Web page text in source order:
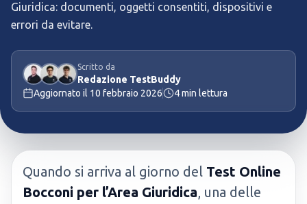
Giuridica: documenti, oggetti consentiti, dispositivi e
errori da evitare.
Scritto da
Redazione TestBuddy
Aggiornato il 10 febbraio 2026 4min lettura
Quando si arriva al giorno del Test Online
Bocconi per l’Area Giuridica, una delle